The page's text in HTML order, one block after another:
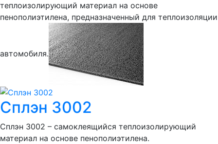
теплоизолирующий материал на основе
пенополиэтилена, предназначенный для теплоизоляции
автомобиля.
Сплэн 3002
Сплэн 3002 – самоклеящийся теплоизолирующий
материал на основе пенополиэтилена.